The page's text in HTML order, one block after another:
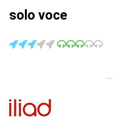
solo voce